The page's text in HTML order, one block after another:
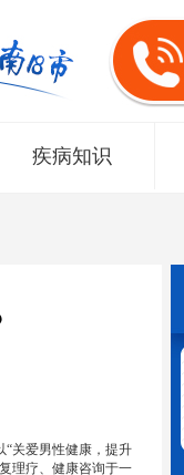
疾病知识
“关爱男性健康，提升
理疗、健康咨询于一